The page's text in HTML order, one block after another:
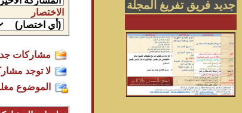
جديد فريق تفريغ المجلة
الاختصار
مشاركات
لا توجد
الموضوع